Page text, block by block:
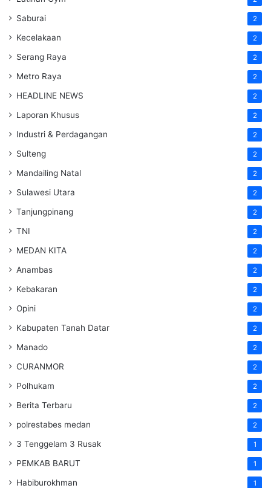
Saburai 2
Kecelakaan 2
Serang Raya 2
Metro Raya 2
HEADLINE NEWS 2
Laporan Khusus 2
Industri & Perdagangan 2
Sulteng 2
Mandailing Natal 2
Sulawesi Utara 2
Tanjungpinang 2
TNI 2
MEDAN KITA 2
Anambas 2
Kebakaran 2
Opini 2
Kabupaten Tanah Datar 2
Manado 2
CURANMOR 2
Polhukam 2
Berita Terbaru 2
polrestabes medan 2
3 Tenggelam 3 Rusak 1
PEMKAB BARUT 1
Habiburokhman 1